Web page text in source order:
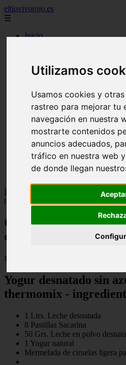
Utilizamos
Usamos cookies y
rastreo para mejorar tu
navegación en nuestra
mostrarte contenidos
anuncios adecuados,
tráfico en nuestra web
de donde llegan
eltiovivorojo.es
☰
Inicio
argentina
comidas
espana
huevos
mariscos
otros
postres
producto
reposteria
venezuela
verduras
Inicio
Como hacer Yogur
thermomix
Como hacer Yogur
con thermomix
📅 16/05/2025
Yogur desnatado sin
thermomix -
1 Ltrs. Leche desnatada
8 Pastillas Sacarina
50 Grs. Leche en polvo
1 Yogur natural
Mermelada de ciruelas ligera